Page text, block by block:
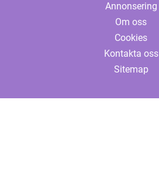
Annonsering
Om oss
Cookies
Kontakta oss
Sitemap